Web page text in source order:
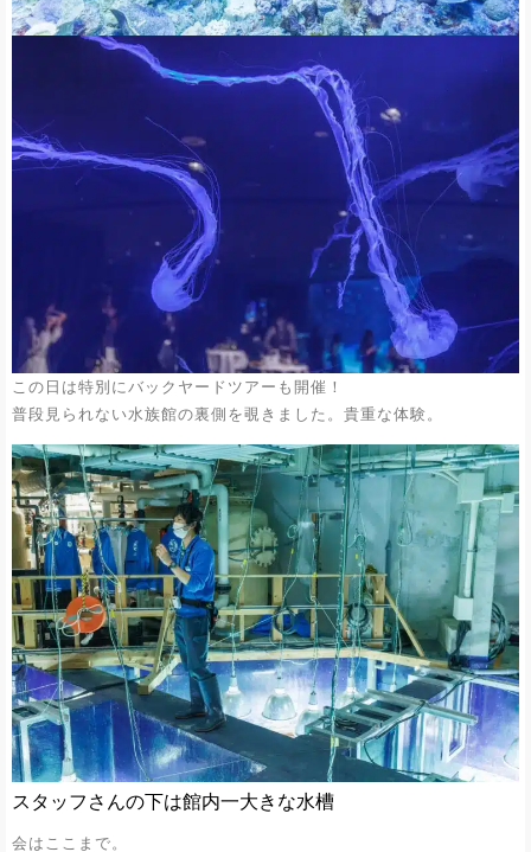
この日は特別にバックヤードツアーも開催！
普段見られない水族館の裏側を覗きました。貴重な体験。
スタッフさんの下は館内一大きな水槽
会はここまで。